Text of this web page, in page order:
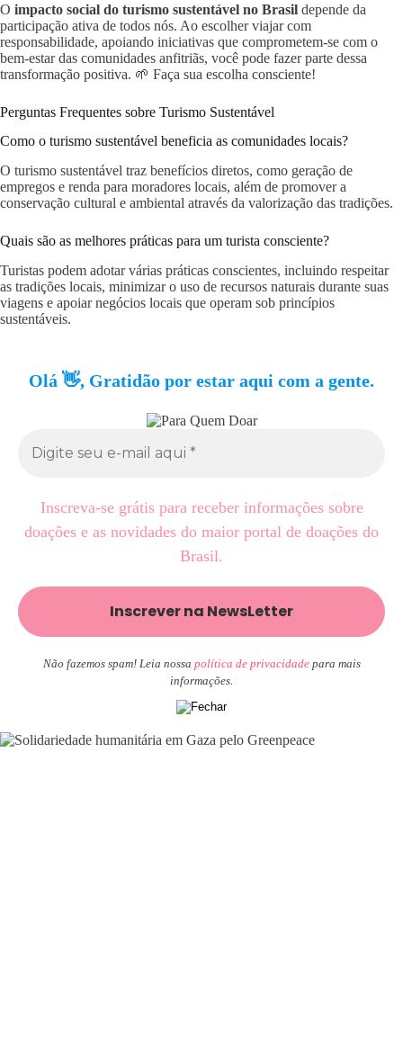
O impacto social do turismo sustentável no Brasil depende da
participação ativa de todos nós. Ao escolher viajar com
responsabilidade, apoiando iniciativas que comprometem-se com o
bem-estar das comunidades anfitriãs, você pode fazer parte dessa
transformação positiva. 🌱 Faça sua escolha consciente!
Perguntas Frequentes sobre Turismo Sustentável
Como o turismo sustentável beneficia as comunidades locais?
O turismo sustentável traz benefícios diretos, como geração de
empregos e renda para moradores locais, além de promover a
conservação cultural e ambiental através da valorização das tradições.
Quais são as melhores práticas para um turista consciente?
Turistas podem adotar várias práticas conscientes, incluindo respeitar
as tradições locais, minimizar o uso de recursos naturais durante suas
viagens e apoiar negócios locais que operam sob princípios
sustentáveis.
Olá 👋, Gratidão por estar aqui com a gente.
Inscreva-se grátis para receber informações sobre
doações e as novidades do maior portal de doações do
Brasil.
Não fazemos spam! Leia nossa política de privacidadepara mais
informações.